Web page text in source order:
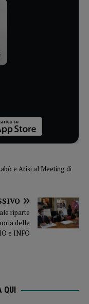
e Arisi al Meeting di
riparte
delle
e INFO
QUI